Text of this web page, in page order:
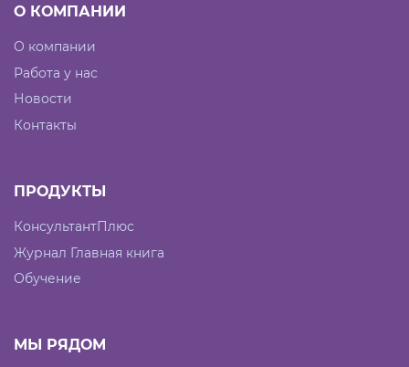
О КОМПАНИИ
О компании
Работа у нас
Новости
Контакты
ПРОДУКТЫ
КонсультантПлюс
Журнал Главная книга
Обучение
МЫ РЯДОМ